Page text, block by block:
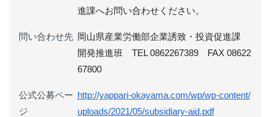
進課へお問い合わせください。
問い合わせ先 岡山県産業労働部企業誘致・投資促進課
開発推進班 TEL 0862267389 FAX 08622
67800
公式公募ペー
ジ
http://yappari-okayama.com/wp/wp-content/
uploads/2021/05/subsidiary-aid.pdf